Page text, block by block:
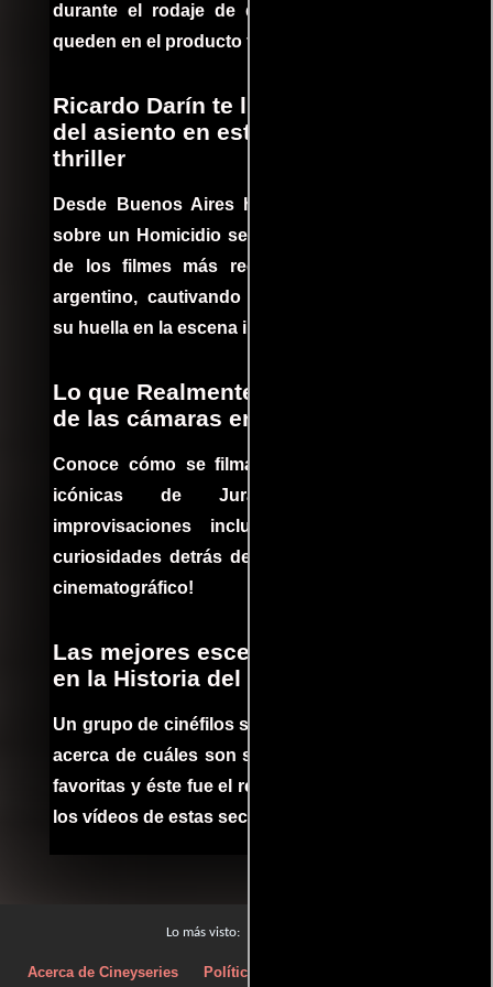
durante el rodaje de determinadas escenas
queden en el producto final.
Ricardo Darín te llevará al borde
del asiento en este increíble
thriller
Desde Buenos Aires hasta el mundo, Tesis
sobre un Homicidio se ha convertido en uno
de los filmes más recomendados del cine
argentino, cautivando audiencias y dejando
su huella en la escena internacional.
Lo que Realmente Sucedió detrás
de las cámaras en Jurassic Park
Conoce cómo se filmaron algunas escenas
icónicas de Jurassic Park, con
improvisaciones incluidas. ¡Descubre las
curiosidades detrás del rodaje de un clásico
cinematográfico!
Las mejores escenas de acción
en la Historia del cine
Un grupo de cinéfilos se juntaron para debatir
acerca de cuáles son sus escenas de acción
favoritas y éste fue el resultado. No te pierdas
los vídeos de estas secuencias inolvidables.
Lo más visto:
Acerca de Cineyseries Políticas de privacidad